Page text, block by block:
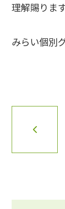
理解賜りま
みらい個別